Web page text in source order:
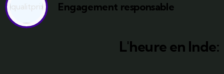
Engagement responsable
L'heure en Inde: